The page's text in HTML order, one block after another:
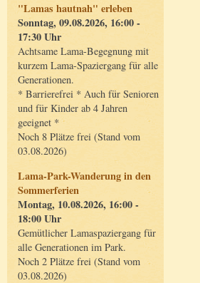
"Lamas hautnah" erleben
Sonntag, 09.08.2026, 16:00 -
17:30 Uhr
Achtsame Lama-Begegnung mit
kurzem Lama-Spaziergang für alle
Generationen.
* Barrierefrei * Auch für Senioren
und für Kinder ab 4 Jahren
geeignet *
Noch 8 Plätze frei (Stand vom
03.08.2026)
Lama-Park-Wanderung in den
Sommerferien
Montag, 10.08.2026, 16:00 -
18:00 Uhr
Gemütlicher Lamaspaziergang für
alle Generationen im Park.
Noch 2 Plätze frei (Stand vom
03.08.2026)